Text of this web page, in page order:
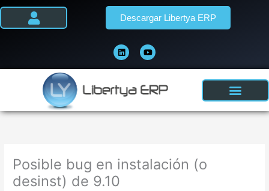
Ir
i
n
k
e
i
n
o
u
t
u
e
Descargar Libertya ERP
Posible bug en instalación (o
desinst) de 9.10